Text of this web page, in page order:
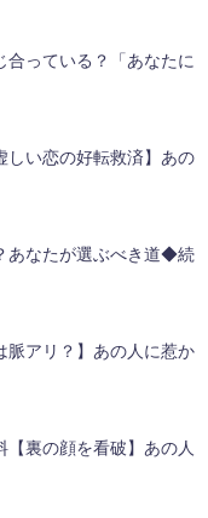
っている？「あなたに
しい恋の好転救済】あの
あなたが選ぶべき道◆続
脈アリ？】あの人に惹か
裏の顔を看破】あの人